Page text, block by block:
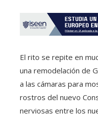
El rito se repite en
una remodelación de
a las cámaras para
rostros del nuevo
nerviosas entre los